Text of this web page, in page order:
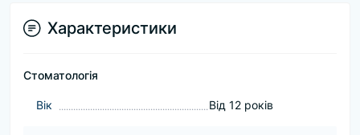
Характеристики
Стоматологія
Вік Від 12 років